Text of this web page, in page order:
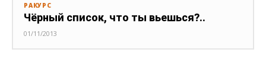
РАКУРС
Чёрный список, что ты вьешься?..
01/11/2013